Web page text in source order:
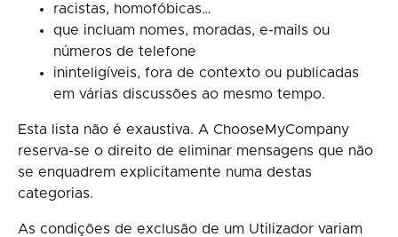
racistas, homofóbicas…
que incluam nomes, moradas, e-mails ou
números de telefone
ininteligíveis, fora de contexto ou publicadas
em várias discussões ao mesmo tempo.
Esta lista não é exaustiva. A ChooseMyCompany
reserva-se o direito de eliminar mensagens que não
se enquadrem explicitamente numa destas
categorias.
As condições de exclusão de um Utilizador variam